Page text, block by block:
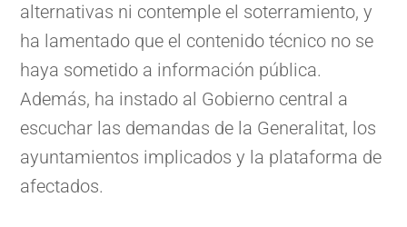
alternativas ni contemple el soterramiento, y
ha lamentado que el contenido técnico no se
haya sometido a información pública.
Además, ha instado al Gobierno central a
escuchar las demandas de la Generalitat, los
ayuntamientos implicados y la plataforma de
afectados.